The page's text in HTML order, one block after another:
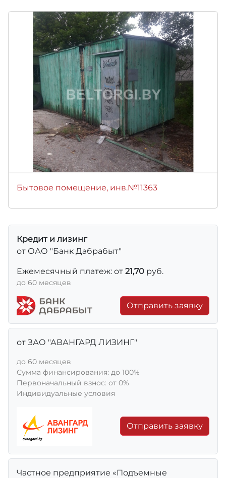
Бытовое помещение, инв.№11363
Кредит и лизинг
от ОАО "Банк Дабрабыт"
Ежемесячный платеж: от 21,70 руб.
до 60 месяцев
Отправить заявку
от ЗАО "АВАНГАРД ЛИЗИНГ"
до 60 месяцев
Сумма финансирования: до 100%
Первоначальный взнос: от 0%
Индивидуальные условия
Отправить заявку
Частное предприятие «Подъемные